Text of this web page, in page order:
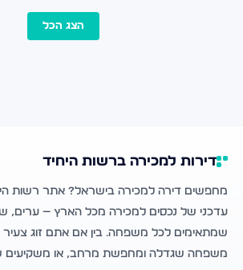
הצג הכל
דירות למכירה ברשות היחיד
מחפשים דירה למכירה בישראל? אתר רשות
עדכני של נכסים למכירה מכל הארץ — ערים,
שמתאימים לכל משפחה. בין אם אתם זוג
משפחה שגדלה ומחפשת מרחב, או